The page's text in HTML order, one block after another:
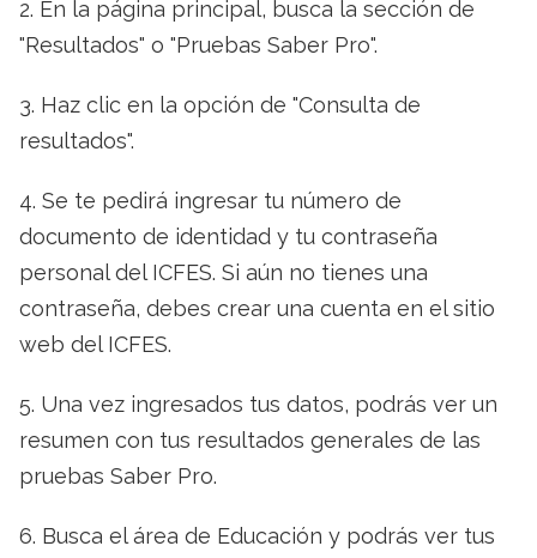
2. En la página principal, busca la sección de
"Resultados" o "Pruebas Saber Pro".
3. Haz clic en la opción de "Consulta de
resultados".
4. Se te pedirá ingresar tu número de
documento de identidad y tu contraseña
personal del ICFES. Si aún no tienes una
contraseña, debes crear una cuenta en el sitio
web del ICFES.
5. Una vez ingresados tus datos, podrás ver un
resumen con tus resultados generales de las
pruebas Saber Pro.
6. Busca el área de Educación y podrás ver tus